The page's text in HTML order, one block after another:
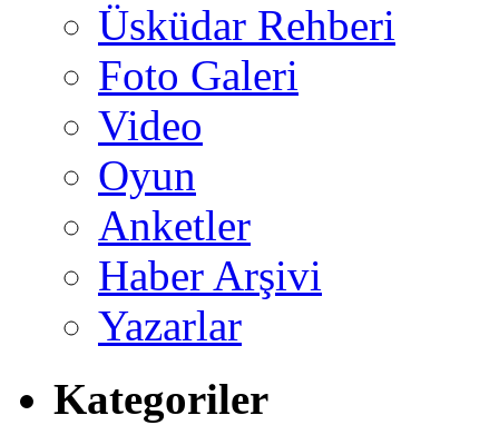
Üsküdar Rehberi
Foto Galeri
Video
Oyun
Anketler
Haber Arşivi
Yazarlar
Kategoriler